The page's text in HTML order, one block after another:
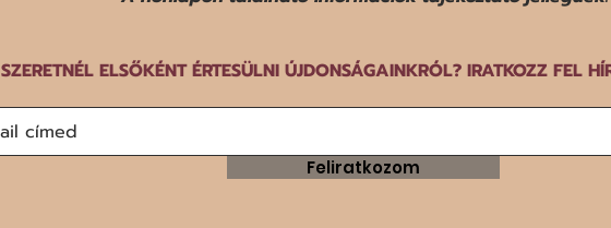
norvég-svéd közös rendezésű
SZERETNÉL ELSŐKÉNT ÉRTESÜLNI ÚJDONSÁGAINKRÓL? IRATKOZZ FEL
Feliratkozom